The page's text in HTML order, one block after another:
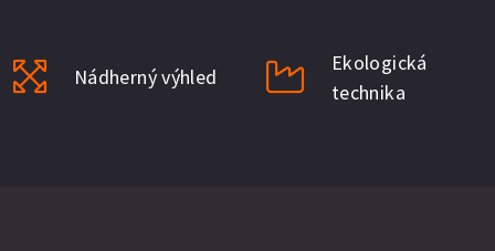
Nádherný výhled
Ekologická
technika